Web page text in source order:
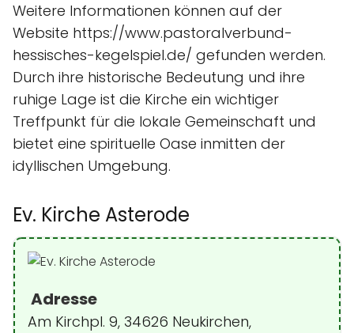
Weitere Informationen können auf der
Website https://www.pastoralverbund-
hessisches-kegelspiel.de/ gefunden werden.
Durch ihre historische Bedeutung und ihre
ruhige Lage ist die Kirche ein wichtiger
Treffpunkt für die lokale Gemeinschaft und
bietet eine spirituelle Oase inmitten der
idyllischen Umgebung.
Ev. Kirche Asterode
Adresse
Am Kirchpl. 9, 34626 Neukirchen,